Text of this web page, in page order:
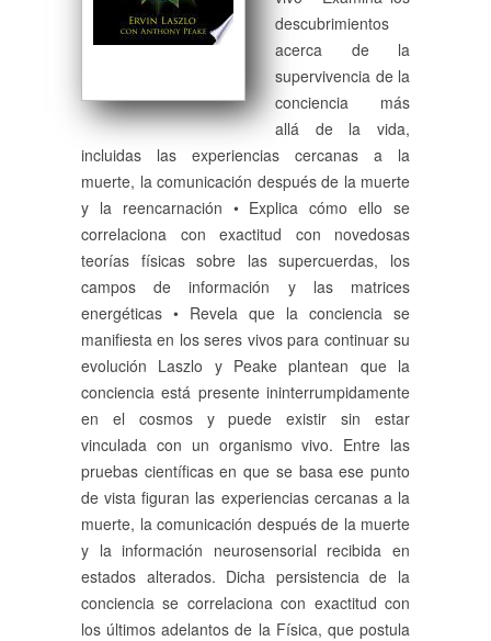
descubrimientos
acerca de la
supervivencia de la
conciencia más
allá de la vida,
incluidas las experiencias cercanas a la
muerte, la comunicación después de la muerte
y la reencarnación • Explica cómo ello se
correlaciona con exactitud con novedosas
teorías físicas sobre las supercuerdas, los
campos de información y las matrices
energéticas • Revela que la conciencia se
manifiesta en los seres vivos para continuar su
evolución Laszlo y Peake plantean que la
conciencia está presente ininterrumpidamente
en el cosmos y puede existir sin estar
vinculada con un organismo vivo. Entre las
pruebas científicas en que se basa ese punto
de vista figuran las experiencias cercanas a la
muerte, la comunicación después de la muerte
y la información neurosensorial recibida en
estados alterados. Dicha persistencia de la
conciencia se correlaciona con exactitud con
los últimos adelantos de la Física, que postula